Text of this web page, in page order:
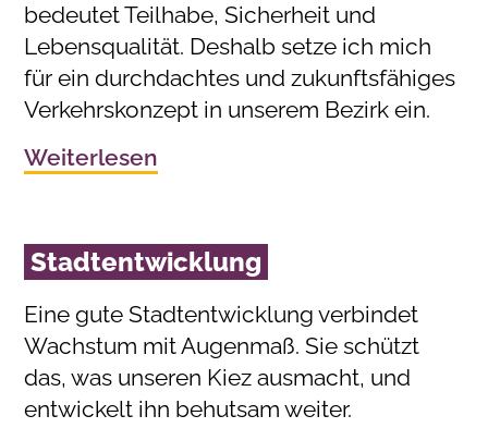
bedeutet Teilhabe, Sicherheit und
Lebensqualität. Deshalb setze ich mich
für ein durchdachtes und zukunftsfähiges
Verkehrskonzept in unserem Bezirk ein.
Weiterlesen
Stadtentwicklung
Eine gute Stadtentwicklung verbindet
Wachstum mit Augenmaß. Sie schützt
das, was unseren Kiez ausmacht, und
entwickelt ihn behutsam weiter.